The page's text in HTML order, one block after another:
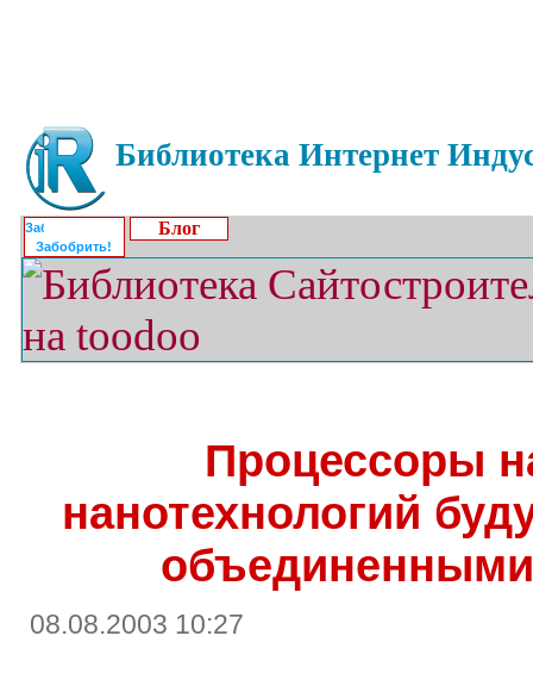
Библиотека Интернет
Забобрить!
Блог
Процессоры
нанотехнологий
08.08.2003 10:27